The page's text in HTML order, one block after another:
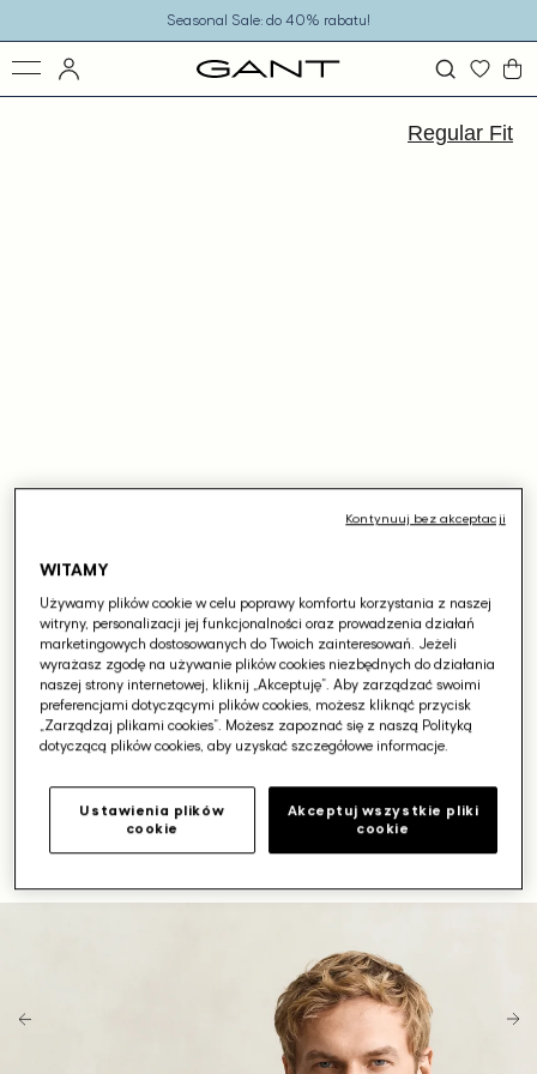
Seasonal Sale: do 40% rabatu!
Regular Fit
Otwórz
media
WITAMY
Używamy plików cookie w celu poprawy komfortu korzystania z naszej
witryny, personalizacji jej funkcjonalności oraz prowadzenia działań
marketingowych dostosowanych do Twoich zainteresowań. Jeżeli
wyrażasz zgodę na używanie plików cookies niezbędnych do działania
naszej strony internetowej, kliknij „Akceptuję”. Aby zarządzać swoimi
preferencjami dotyczącymi plików cookies, możesz kliknąć przycisk
„Zarządzaj plikami cookies”. Możesz zapoznać się z naszą Polityką
dotyczącą plików cookies, aby uzyskać szczegółowe informacje.
Ustawienia plików
cookie
Akceptuj wszystkie pliki
cookie
Kontynuuj bez akceptacji